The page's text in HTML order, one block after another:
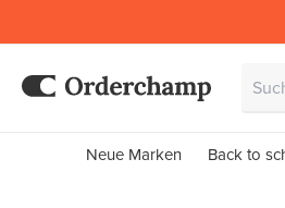
Neue Marken Back to